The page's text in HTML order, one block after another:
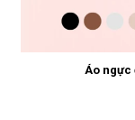
Áo ngực